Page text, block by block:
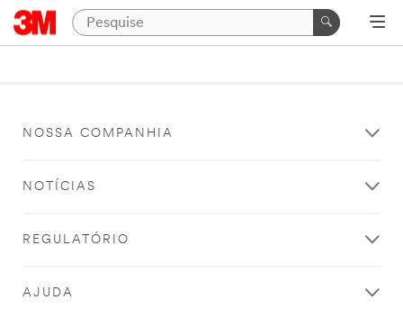
NOSSA COMPANHIA
NOTÍCIAS
REGULATÓRIO
AJUDA